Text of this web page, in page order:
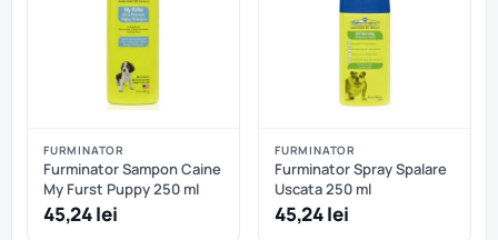
FURMINATOR
Furminator Sampon Caine
My Furst Puppy 250 ml
45,24 lei
FURMINATOR
Furminator Spray Spalare
Uscata 250 ml
45,24 lei